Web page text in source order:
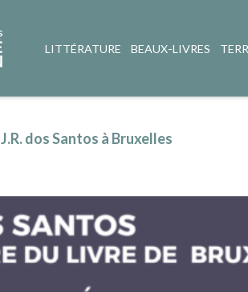
LITTÉRATURE BEAUX-LIVRES
J.R. dos Santos à Bruxelles